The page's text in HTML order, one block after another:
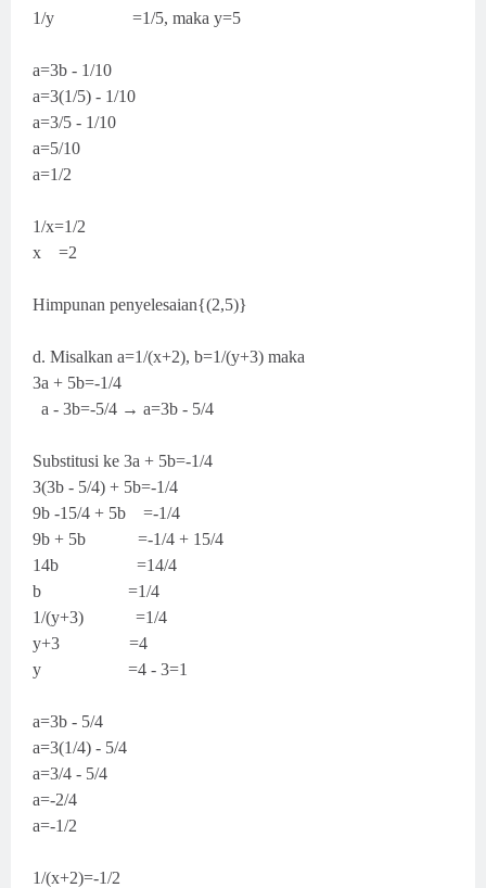
1/y =1/5, maka y=5
a=3b - 1/10
a=3(1/5) - 1/10
a=3/5 - 1/10
a=5/10
a=1/2
1/x=1/2
x =2
Himpunan penyelesaian{(2,5)}
d. Misalkan a=1/(x+2), b=1/(y+3) maka
3a + 5b=-1/4
a - 3b=-5/4 → a=3b - 5/4
Substitusi ke 3a + 5b=-1/4
3(3b - 5/4) + 5b=-1/4
9b -15/4 + 5b =-1/4
9b + 5b =-1/4 + 15/4
14b =14/4
b =1/4
1/(y+3) =1/4
y+3 =4
y =4 - 3=1
a=3b - 5/4
a=3(1/4) - 5/4
a=3/4 - 5/4
a=-2/4
a=-1/2
1/(x+2)=-1/2